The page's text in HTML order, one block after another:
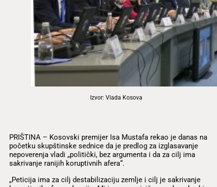
Izvor: Vlada Kosova
PRIŠTINA – Kosovski premijer Isa Mustafa rekao je danas na
početku skupštinske sednice da je predlog za izglasavanje
nepoverenja vladi „politički, bez argumenta i da za cilj ima
sakrivanje ranijih koruptivnih afera“.
„Peticija ima za cilj destabilizaciju zemlje i cilj je sakrivanje